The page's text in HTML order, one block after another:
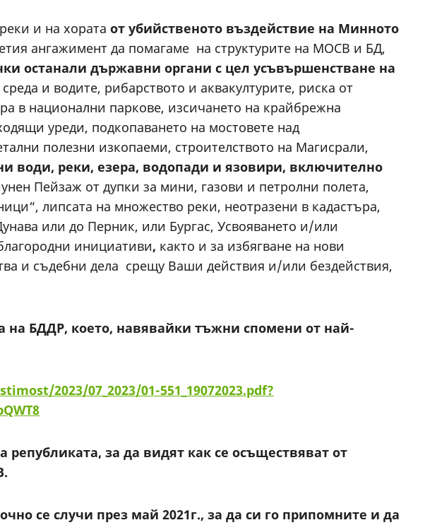
и на хората от убийственото въздействие на Минното
ангажимент да помагаме на структурите на МОСВ и БД,
останали държавни органи с цел усъвършенстване на
и водите, рибарството и аквакултурите, риска от
в национални паркове, изсичането на крайбрежна
уреди, подкопаването на мостовете над
полезни изкопаеми, строителството на Магисрали,
води, реки, езера, водопади и язовири, включително
Пейзаж от дупки за мини, газови и петролни полета,
липсата на множество реки, неотразени в кадастъра,
или до Перник, или Бургас, Усвояването и/или
инициативи, както и за избягване на нови
и съдебни дела срещу Ваши действия и/или бездействия,
на БДДР, което, навявайки тъжни спомени от най-
2023/07_2023/01-551_19072023.pdf?
за да видят как се осъществяват от
се случи през май 2021г., за да си го припомните и да